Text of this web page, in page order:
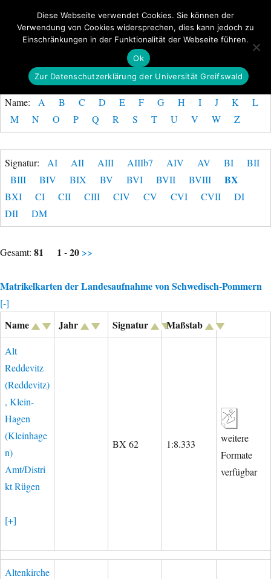
GeoGREIF MENÜ
Name: A B C D E F G H I J K
L
M
N O P Q R S T U V W Z
Signatur: AI AII AIII AIIIb7 AIV AV BI
BII
BIII
BIV BIX BV BVI BVII BVIII BX
BXI CI CII CIII CIV CV CVI CVII
DI
DII
DM
Gesamt: 81 1 - 20 >>
Matrikelkarten der Landesaufnahme von Schwedisch-Pommern
[-]
Name Jahr Signatur Maßstab
Alt
Reddevitz
(Reddevitz)
, Klein-
Hagen
(Kleinhage
n)
Amt/Distri
kt Rügen
[+]
BX 62 1:8.333
weitere
Formate
verfügbar
Altenkirche
Diese Webseite verwendet Cookies. Sie können der
Verwendung von Cookies widersprechen, dies kann jedoch zu
Einschränkungen in der Funktionalität der Webseite führen.
Ok
Zur Datenschutzerklärung der Universität Greifswald